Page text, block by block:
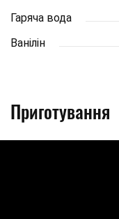
Гаряча вода
Ванілін
Приготування